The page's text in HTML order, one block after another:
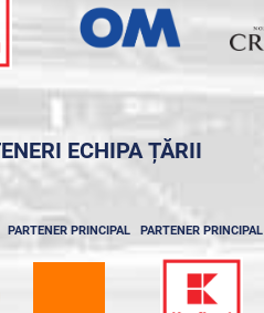
ECHIPA ȚĂRII
PARTENER PRINCIPAL PARTENER PRINCIPAL